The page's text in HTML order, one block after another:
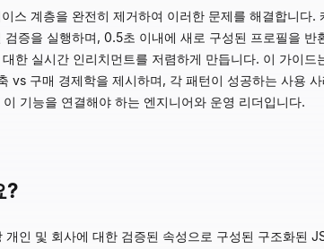
스 계층을 완전히 제거하여 이러한 문제를 해결합니
증을 실행하며, 0.5초 이내에 새로 구성된 프로필을
한 실시간 인리치먼트를 저렴하게 만듭니다. 이 가이
vs 구매 경제학을 제시하며, 각 패턴이 성공하는 사용
기능을 연결해야 하는 엔지니어와 운영 리더입니다.
?
개인 및 회사에 대한 검증된 속성으로 구성된 구조화된